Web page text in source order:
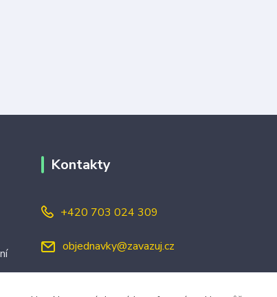
Kontakty
+420 703 024 309
objednavky@zavazuj.cz